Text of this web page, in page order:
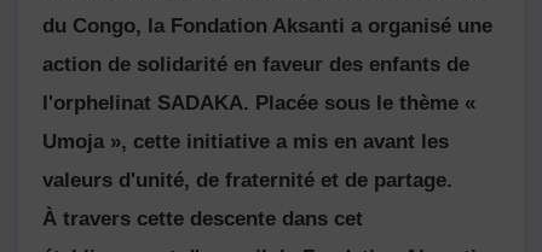
du Congo, la Fondation Aksanti a organisé une
action de solidarité en faveur des enfants de
l'orphelinat SADAKA. Placée sous le thème «
Umoja », cette initiative a mis en avant les
valeurs d'unité, de fraternité et de partage.
À travers cette descente dans cet